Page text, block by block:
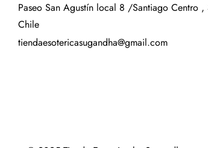
Paseo San Agustín local 8 /Santiago Centro ,
Chile
tiendaesotericasugandha@gmail.com